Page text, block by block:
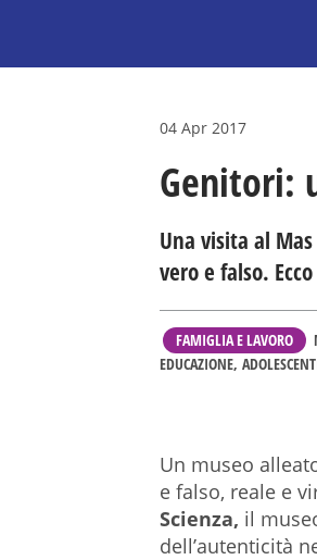
04 Apr 2017
Genitori:
Una visita al
vero e falso.
FAMIGLIA E LAVORO
EDUCAZIONE
Un museo
e falso, reale e
Scienza, il
dell’autenticità